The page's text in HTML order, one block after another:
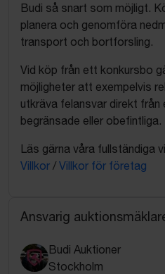
Budi så snart som möjligt.
planera och genomföra
transport och bortforsling.
Vid köp från ett konkursbo
möjligheter att exempelvis
utkräva felansvar direkt
begränsade eller obefintliga.
Läs gärna våra fullständiga
Villkor / Villkor för företag
Ansvarig
Budi Auktioner
Stockholm